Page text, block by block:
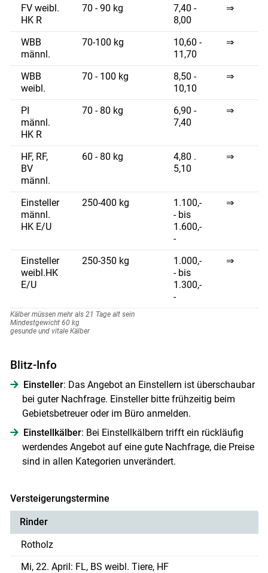
FV weibl.
HK R
70 - 90 kg
7,40 -
8,00
⇒
WBB
männl.
70-100 kg
10,60 -
11,70
⇒
WBB
weibl.
70 - 100 kg
8,50 -
10,10
⇒
PI
männl.
HK R
70 - 80 kg
6,90 -
7,40
⇒
HF, RF,
BV
männl.
60 - 80 kg
4,80 .
5,10
⇒
Einsteller
männl.
HK E/U
250-400 kg
1.100,-
- bis
1.600,-
-
⇒
Einsteller
weibl.HK
E/U
250-350 kg
1.000,-
- bis
1.300,-
-
⇒
Kälber müssen mehr als 21 Tage alt sein
Mindestgewicht 60 kg
gesunde und vitale Kälber
Blitz-Info
Einsteller: Das Angebot an Einstellern ist überschaubar
bei guter Nachfrage. Einsteller bitte frühzeitig beim
Gebietsbetreuer oder im Büro anmelden.
Einstellkälber: Bei Einstellkälbern trifft ein rückläufig
werdendes Angebot auf eine gute Nachfrage, die Preise
sind in allen Kategorien unverändert.
Versteigerungstermine
Rinder
Rotholz
Mi, 22. April: FL, BS weibl. Tiere, HF